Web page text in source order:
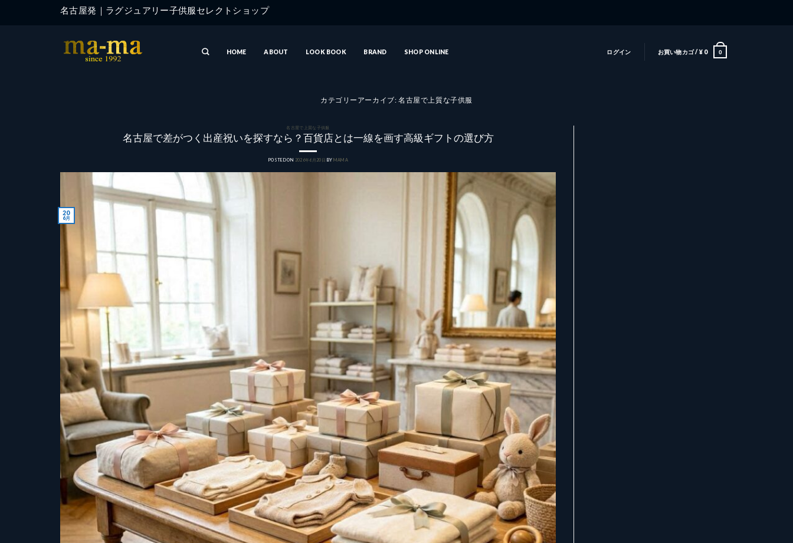
名古屋発｜ラグジュアリー子供服セレクトショップ
HOME ABOUT LOOK BOOK BRAND SHOP ONLINE ログイン お買い物カゴ /¥0 0
カテゴリーアーカイブ:名古屋で上質な子供服
名古屋で上質な子供服
名古屋で差がつく出産祝いを探すなら？百貨店とは一線を画す高級ギフトの選び方
POSTED ON 2026年6月20日 BY MAMA
20
6月